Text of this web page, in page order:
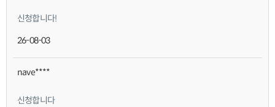
신청합니다!
26-08-03
nave****
신청합니다